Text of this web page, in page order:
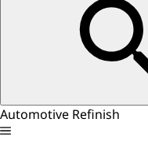
Automotive Refinish